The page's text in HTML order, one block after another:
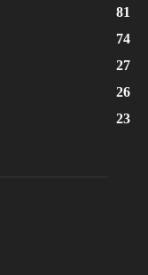
81
74
27
26
23